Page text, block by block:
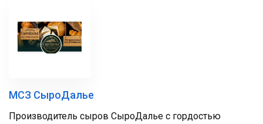
МСЗ СыроДалье
Производитель сыров СыроДалье с гордостью